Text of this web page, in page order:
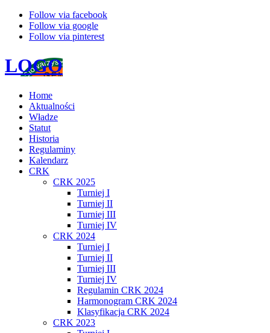
Follow via facebook
Follow via google
Follow via pinterest
LOGO
Home
Aktualności
Władze
Statut
Historia
Regulaminy
Kalendarz
CRK
CRK 2025
Turniej I
Turniej II
Turniej III
Turniej IV
CRK 2024
Turniej I
Turniej II
Turniej III
Turniej IV
Regulamin CRK 2024
Harmonogram CRK 2024
Klasyfikacja CRK 2024
CRK 2023